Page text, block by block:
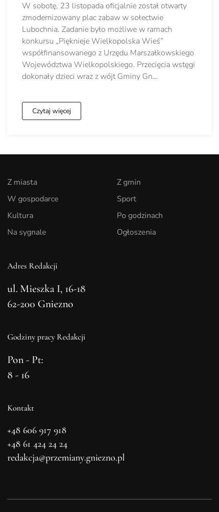
W sobotę, 23 listopada oficjalnie został otwarty
zmodernizowany plac zabaw w sołectwie
Lubochnia. Zadanie było możliwe w ramach
konkursu „Pięknieje Wielkopolska Wieś”
współfinansowanego z Urzędu Marszałkowskiego
Województwa Wielkopolskiego. Przecięcia wstęgi
dokonały dzieci wraz z wójt Gminy Gn…
Czytaj więcej
Z miasta
W gospodarce
Kultura
Na sygnale
Z gmin
Sport
Po godzinach
Ogłoszenia
Adres Redakcji
ul. Mieszka I, 16-18
62-200 Gniezno
Godziny pracy Redakcji
Pon - Pt:
8 - 16
Kontakt
+48 606 917 918
+48 61 424 24 24
redakcja@przemiany.gniezno.pl